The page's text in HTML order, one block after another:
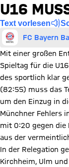
U16
Text vorlesen
FC Bayern
Mit einer großen
Spieltag für die
des sportlich klar
(82:55) muss das
um den Einzug in
Münchner Fehlers
mit 0:20 gegen die
aus der
In der Relegation
Kirchheim, Ulm